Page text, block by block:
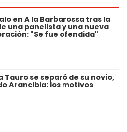
en A la Barbarossa tras la
una panelista y una nueva
"Se fue ofendida"
Tauro se separó de su novio,
Arancibia: los motivos